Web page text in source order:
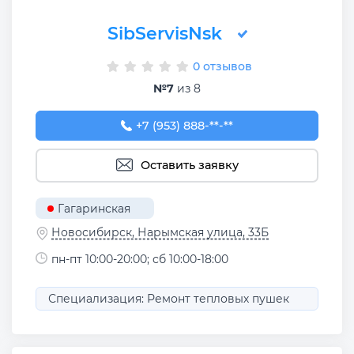
SibServisNsk
0 отзывов
№7 из 8
+7 (953) 888-42-98
+7 (953) 888-**-**
Оставить заявку
Гагаринская
Новосибирск, Нарымская улица, 33Б
пн-пт 10:00-20:00; сб 10:00-18:00
Специализация: Ремонт тепловых пушек